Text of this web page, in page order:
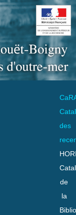
des
de
la